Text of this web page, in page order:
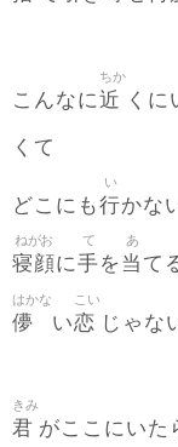
こんなに近
ちか
くに
くて
どこにも行
い
かな
寝顔
ねがお
に手
て
を当
あ
て
儚
はかな
い恋
こい
じゃな
君
きみ
がここにいた